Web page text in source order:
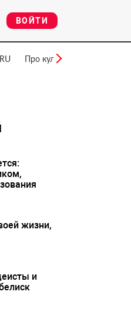
ВОЙТИ
Про культуру UG.RU
жизни,
и